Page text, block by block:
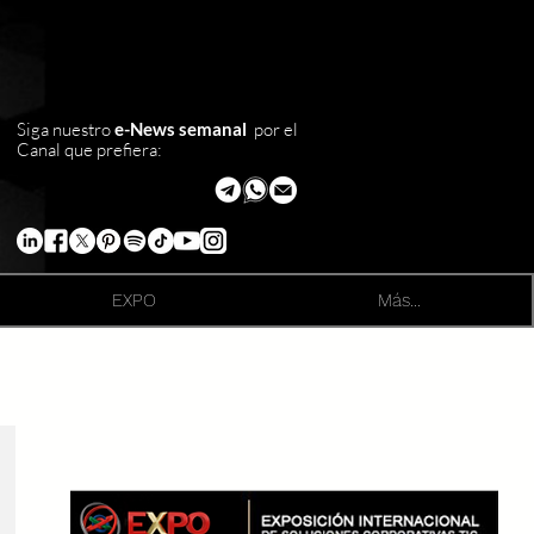
Siga nuestroe-News semanal por el
Canal que prefiera:
EXPO Más...